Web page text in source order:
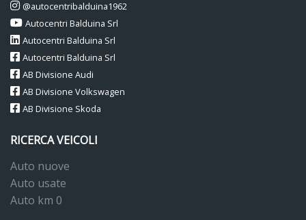
@autocentribalduina1962
Autocentri Balduina Srl
Autocentri Balduina Srl
Autocentri Balduina Srl
AB Divisione Audi
AB Divisione Volkswagen
AB Divisione Skoda
RICERCA VEICOLI
Auto nuove
Auto usate
Auto km 0